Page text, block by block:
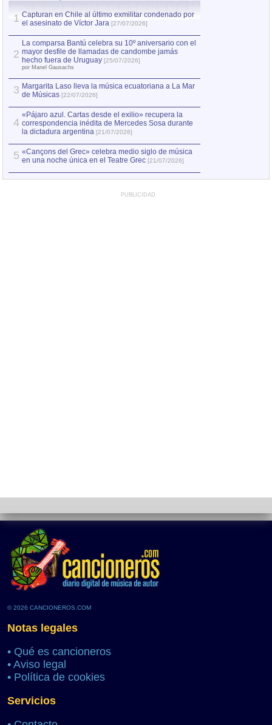
1 Capturan en Chile al último exmilitar condenado por
el asesinato de Víctor Jara [27/07/2026]
2
La comparsa Bantú celebra su 10º aniversario con el
mayor desfile de llamadas de candombe jamás
hecho fuera de Uruguay [25/07/2026]
por Manel Gausachs
3 Margarita Laso lleva la música ecuatoriana a La Mar
de Músicas [22/07/2026]
4
«Pájaro azul. Cartas desde el exilio» recupera la
correspondencia inédita de Mercedes Sosa durante
la dictadura argentina [21/07/2026]
5 «Cançons del Grec» celebra medio siglo de música
en una noche única en el Teatre Grec [21/07/2026]
PUBLICIDAD
© 2026 CANCIONEROS.COM
Notas legales
• Qué es cancioneros
• Aviso legal
• Política de cookies
Servicios